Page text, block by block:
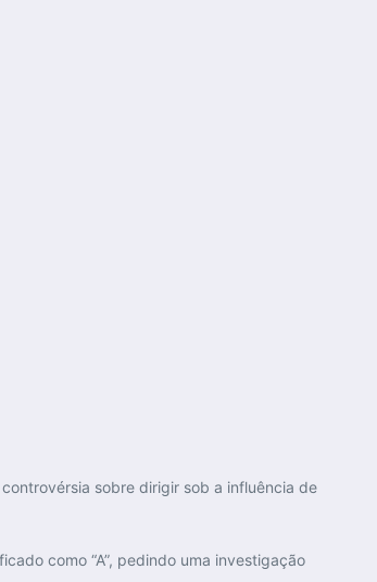
sobre dirigir sob a influência de
como “A”, pedindo uma investigação